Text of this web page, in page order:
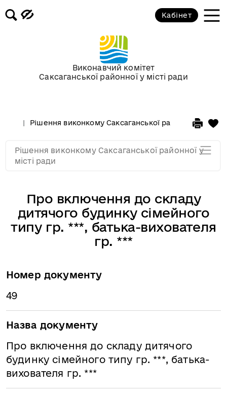
Виконавчий комітет
Саксаганської районної у місті ради
Кабінет
Рішення виконкому Саксаганської районної у місті
Про включення до складу
дитячого будинку сімейного
типу гр. ***, батька-вихователя
гр. ***
Номер документу
49
Назва документу
Про включення до складу дитячого
будинку сімейного типу гр. ***, батька-
вихователя гр. ***
Рішення виконкому Саксаганської районної у
місті ради
Засідання за 2015 рік
Засідання за 2014 рік
Засідання за 2013 рік
Засідання за 2011
Засідання за 2010